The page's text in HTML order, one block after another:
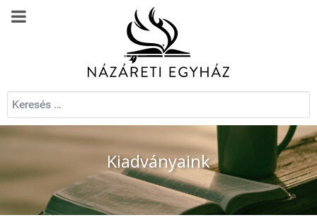
Keresés...
Kiadványaink